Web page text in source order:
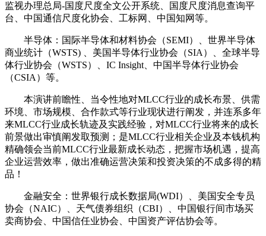
监视办理总局-国度尺度全文公开系统、国度尺度消息查询平
台、中国通信尺度化协会、工标网、中国知网等。
半导体：国际半导体和材料协会（SEMI）、世界半导体
商业统计（WSTS) 、美国半导体行业协会（SIA）、全球半导
体行业协会（WSTS）、IC Insight、中国半导体行业协会
（CSIA）等。
本演讲前瞻性、当令性地对MLCC行业的成长布景、供需
环境、市场规模、合作款式等行业现状进行阐发，并连系多年
来MLCC行业成长轨迹及实践经验，对MLCC行业将来的成长
前景做出审慎阐发取预测；是MLCC行业相关企业及本钱机构
精确领会当前MLCC行业最新成长动态，把握市场机遇，提高
企业运营效率，做出准确运营决策和投资决策的不成多得的精
品！
金融安全：世界银行成长数据局(WDI）、美国安全专员
协会（NAIC）、天气债券组织（CBI）、中国银行间市场买
卖商协会、中国信任业协会、中国资产评估协会等。